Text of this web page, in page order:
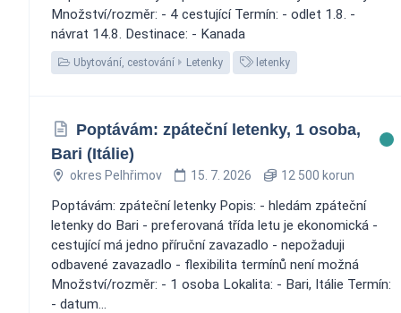
Množství/rozměr: - 4 cestující Termín: - odlet 1.8. -
návrat 14.8. Destinace: - Kanada
Ubytování, cestování Letenky letenky
Poptávám: zpáteční letenky, 1 osoba,
Bari (Itálie)
okres Pelhřimov 15. 7. 2026 12 500 korun
Poptávám: zpáteční letenky Popis: - hledám zpáteční
letenky do Bari - preferovaná třída letu je ekonomická -
cestující má jedno příruční zavazadlo - nepožaduji
odbavené zavazadlo - flexibilita termínů není možná
Množství/rozměr: - 1 osoba Lokalita: - Bari, Itálie Termín:
- datum...